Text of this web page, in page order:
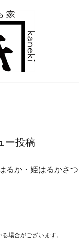
ー投稿
るか・姫はるかさ
場合がございます。